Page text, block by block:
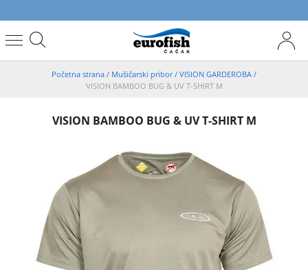
Početna strana / Mušičarski pribor/ VISION GARDEROBA /
VISION BAMBOO BUG & UV T-SHIRT M
VISION BAMBOO BUG & UV T-SHIRT M